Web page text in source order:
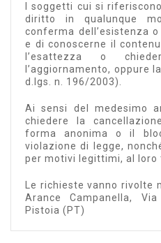
I soggetti cui si
diritto in qualunque
conferma dell’esistenza
e di conoscerne il
l’esattezza o
l’aggiornamento, oppure
d.lgs. n. 196/2003).
Ai sensi del medesimo
chiedere la
forma anonima o il
violazione di legge,
per motivi legittimi, al loro
Le richieste vanno
Arance Campanella,
Pistoia (PT)